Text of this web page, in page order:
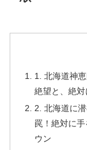
1. 北海道神
絶望と、絶
2. 北海道に
罠！絶対に
ウン